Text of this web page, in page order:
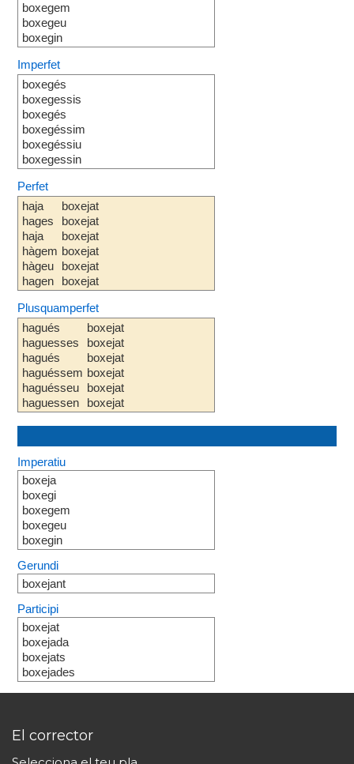
boxegem
boxegeu
boxegin
Imperfet
boxegés
boxegessis
boxegés
boxegéssim
boxegéssiu
boxegessin
Perfet
haja
hages
haja
hàgem
hàgeu
hagen
boxejat
boxejat
boxejat
boxejat
boxejat
boxejat
Plusquamperfet
hagués
haguesses
hagués
haguéssem
haguésseu
haguessen
boxejat
boxejat
boxejat
boxejat
boxejat
boxejat
Imperatiu
boxeja
boxegi
boxegem
boxegeu
boxegin
Gerundi
boxejant
Participi
boxejat
boxejada
boxejats
boxejades
El corrector